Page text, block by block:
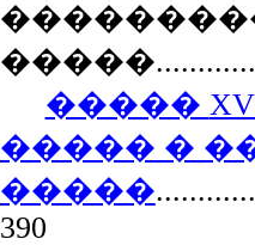
�����
�����
����� �
�����
390